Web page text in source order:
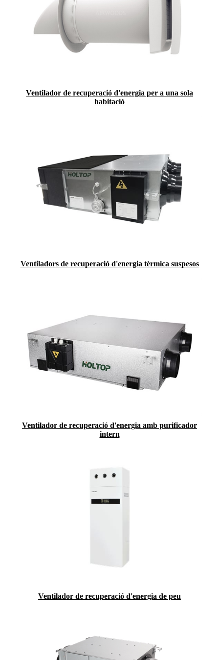
Ventilador de recuperació d'energia per a una sola
habitació
Ventiladors de recuperació d'energia tèrmica suspesos
Ventilador de recuperació d'energia amb purificador
intern
Ventilador de recuperació d'energia de peu